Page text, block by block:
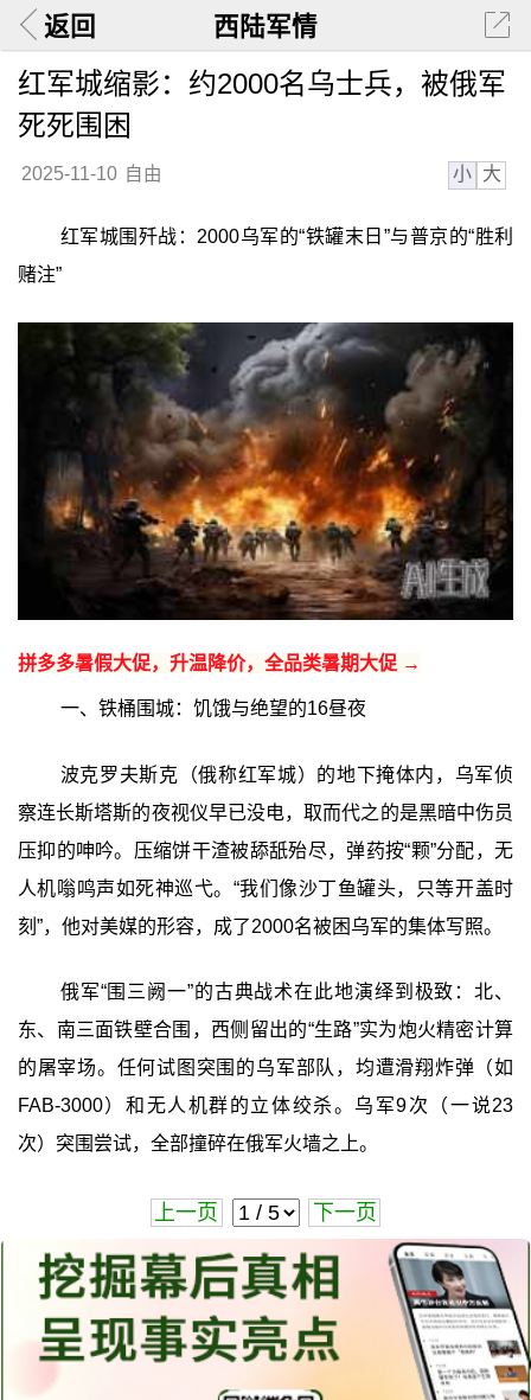
返回 西陆军情
红军城缩影：约2000名乌士兵，被俄军
死死围困
2025-11-10 自由 小 大
红军城围歼战：2000乌军的“铁罐末日”与普京的“胜利
赌注”‍
拼多多暑假大促，升温降价，全品类暑期大促 →
一、铁桶围城：饥饿与绝望的16昼夜
波克罗夫斯克（俄称红军城）的地下掩体内，乌军侦
察连长斯塔斯的夜视仪早已没电，取而代之的是黑暗中伤员
压抑的呻吟。压缩饼干渣被舔舐殆尽，弹药按“颗”分配，无
人机嗡鸣声如死神巡弋。“我们像沙丁鱼罐头，只等开盖时
刻”，他对美媒的形容，成了2000名被困乌军的集体写照。
俄军“围三阙一”的古典战术在此地演绎到极致：北、
东、南三面铁壁合围，西侧留出的“生路”实为炮火精密计算
的屠宰场。任何试图突围的乌军部队，均遭滑翔炸弹（如
FAB-3000）和无人机群的立体绞杀。乌军9次（一说23
次）突围尝试，全部撞碎在俄军火墙之上。
上一页 下一页